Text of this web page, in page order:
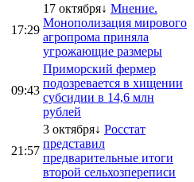
17:29
17 октября↓ Мнение.
Монополизация мирового
агропрома приняла
угрожающие размеры
09:43
Приморский фермер
подозревается в хищении
субсидии в 14,6 млн
рублей
21:57
3 октября↓ Росстат
представил
предварительные итоги
второй сельхозпереписи